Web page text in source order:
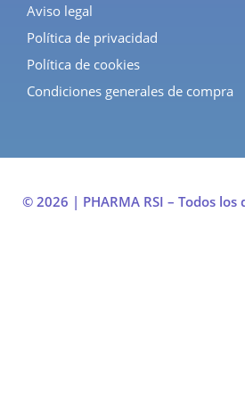
Aviso legal
Política de privacidad
Política de cookies
Condiciones generales de compra
© 2026 | PHARMA RSI – Todos los